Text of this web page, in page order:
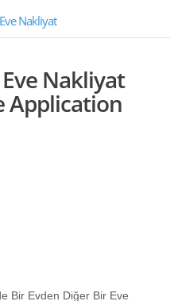
Nakliyat
Nakliyat
Application
Bir Evden Diğer Bir Eve